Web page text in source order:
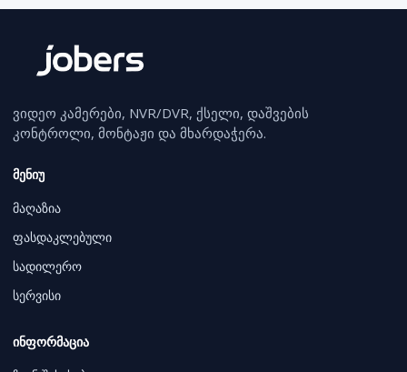
ვიდეო კამერები, NVR/DVR, ქსელი, დაშვების
კონტროლი, მონტაჟი და მხარდაჭერა.
მენიუ
მაღაზია
ფასდაკლებული
სადილერო
სერვისი
ინფორმაცია